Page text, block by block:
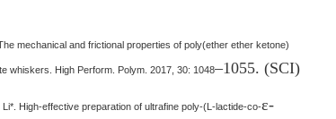
mechanical and frictional properties of poly(ether ether ketone)
whiskers. High Perform. Polym. 2017, 30: 1048–1055. (SCI)
High-effective preparation of ultrafine poly-(L-lactide-co-ε-